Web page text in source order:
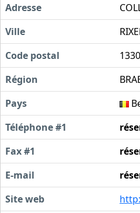
Adresse
Ville
Code postal
1330
Région
Pays
Téléphone #1
Fax #1
E-mail
Site web